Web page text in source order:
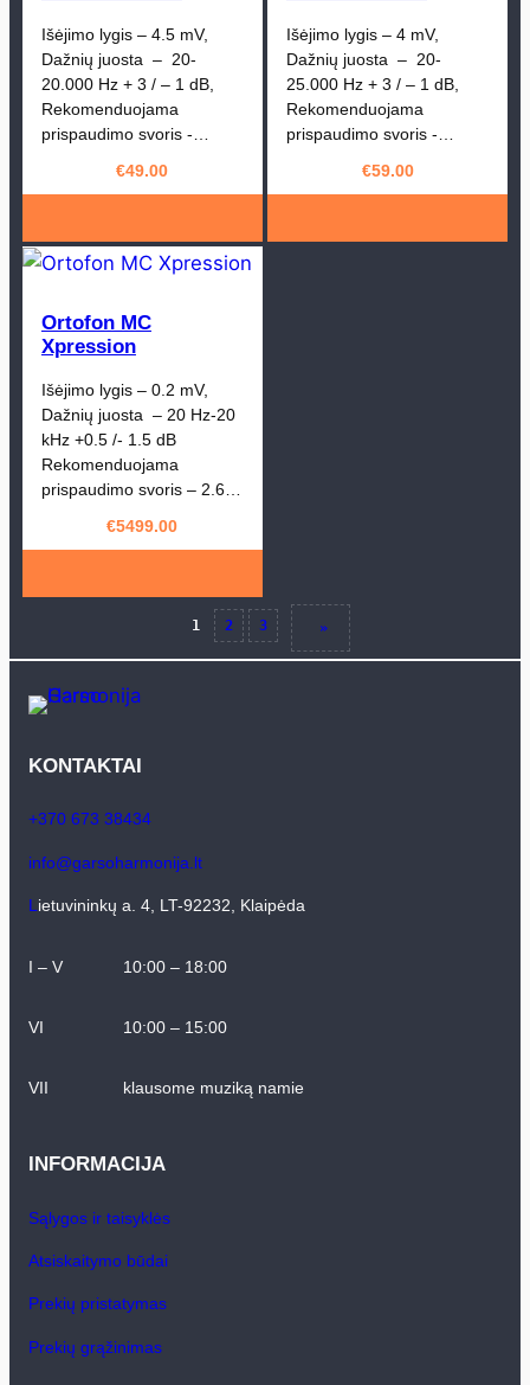
Išėjimo lygis – 4.5 mV,
Dažnių juosta – 20-
20.000 Hz + 3 / – 1 dB,
Rekomenduojama
prispaudimo svoris -…
€49.00
Išėjimo lygis – 4 mV,
Dažnių juosta – 20-
25.000 Hz + 3 / – 1 dB,
Rekomenduojama
prispaudimo svoris -…
€59.00
Ortofon MC
Xpression
Išėjimo lygis – 0.2 mV,
Dažnių juosta – 20 Hz-20
kHz +0.5 /- 1.5 dB
Rekomenduojama
prispaudimo svoris – 2.6…
€5499.00
1 2 3 »
KONTAKTAI
+370 673 38434
info@garsoharmonija.lt
L ietuvininkų a. 4, LT-92232, Klaipėda
I – V 10:00 – 18:00
VI 10:00 – 15:00
VII klausome muziką namie
INFORMACIJA
Sąlygos ir taisyklės
Atsiskaitymo būdai
Prekių pristatymas
Prekių grąžinimas